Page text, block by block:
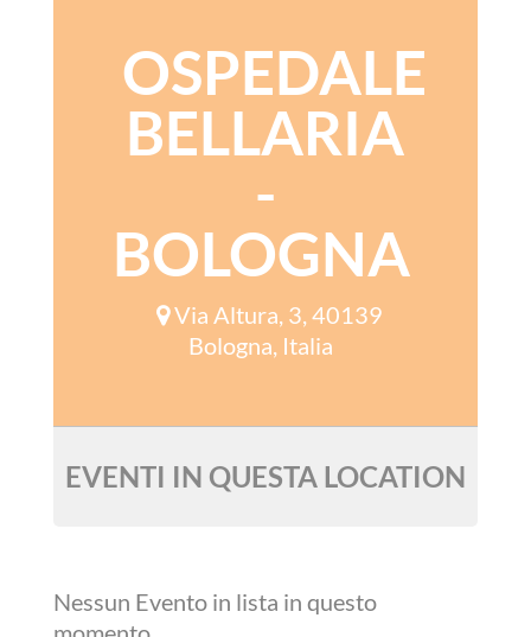
OSPEDALE
BELLARIA
-
BOLOGNA
Via Altura, 3, 40139
Bologna, Italia
EVENTI IN QUESTA LOCATION
Nessun Evento in lista in questo